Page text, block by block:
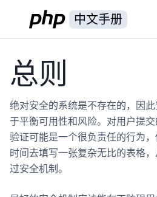
中文手册
总则
绝对安全的系统是不存在的，因
于平衡可用性和风险。对用户提
验证可能是一个很负责任的行为
时间去填写一张复杂无比的表格
过安全机制。